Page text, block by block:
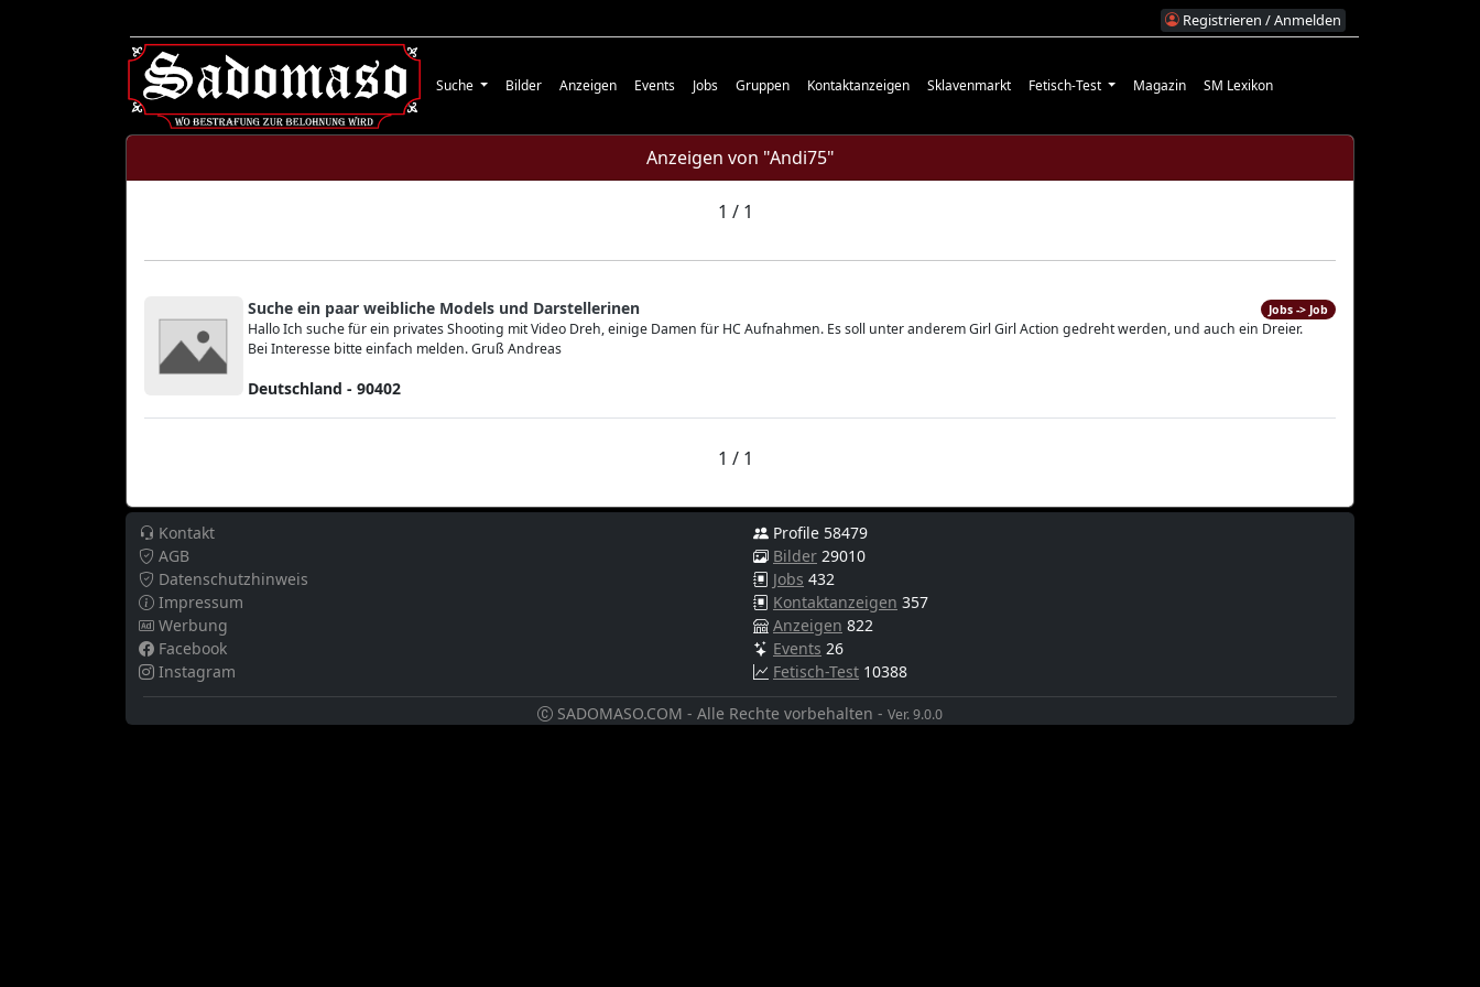
Registrieren / Anmelden
Suche Bilder Anzeigen Events Jobs Gruppen Kontaktanzeigen Sklavenmarkt Fetisch-Test Magazin SM Lexikon
Anzeigen von "Andi75"
1 / 1
Jobs -> Job
Suche ein paar weibliche Models und Darstellerinen
Hallo Ich suche für ein privates Shooting mit Video Dreh, einige Damen für HC Aufnahmen. Es soll unter anderem Girl Girl Action gedreht werden, und auch ein Dreier.
Bei Interesse bitte einfach melden. Gruß Andreas
Deutschland - 90402
1 / 1
Kontakt
AGB
Datenschutzhinweis
Impressum
Werbung
Facebook
Instagram
Profile 58479
Bilder 29010
Jobs 432
Kontaktanzeigen 357
Anzeigen 822
Events 26
Fetisch-Test 10388
SADOMASO.COM - Alle Rechte vorbehalten - Ver. 9.0.0